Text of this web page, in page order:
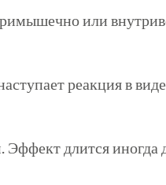
или
реакция в
Эффект длится иногда